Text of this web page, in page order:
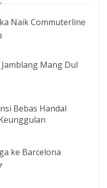
Naik Commuterline
Mang Dul
Bebas Handal
ke Barcelona